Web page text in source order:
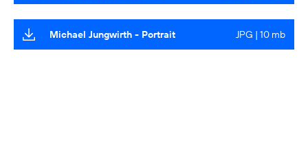
Michael Jungwirth - Portrait JPG | 10 mb